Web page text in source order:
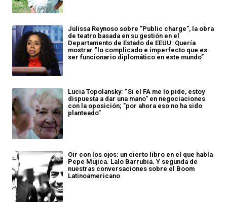
Julissa Reynoso sobre "Public charge", la obra
de teatro basada en su gestión en el
Departamento de Estado de EEUU: Quería
mostrar “lo complicado e imperfecto que es
ser funcionario diplomático en este mundo”
Lucía Topolansky: “Si el FA me lo pide, estoy
dispuesta a dar una mano" en negociaciones
con la oposición; "por ahora eso no ha sido
planteado”
Oír con los ojos: un cierto libro en el que habla
Pepe Mujica. Lalo Barrubia. Y segunda de
nuestras conversaciones sobre el Boom
Latinoamericano